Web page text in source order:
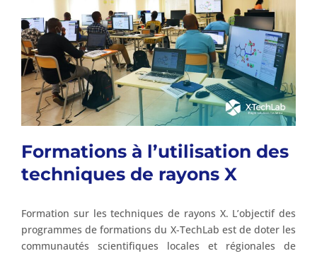
Formations à l’utilisation des
techniques de rayons X
Formation sur les techniques de rayons X. L’objectif des
programmes de formations du X-TechLab est de doter les
communautés scientifiques locales et régionales de